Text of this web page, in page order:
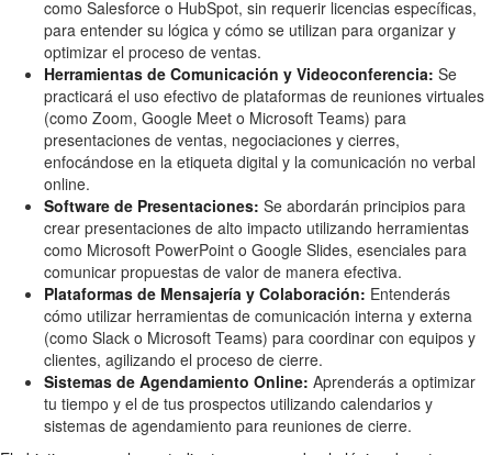
como Salesforce o HubSpot, sin requerir licencias específicas,
para entender su lógica y cómo se utilizan para organizar y
optimizar el proceso de ventas.
Herramientas de Comunicación y Videoconferencia: Se
practicará el uso efectivo de plataformas de reuniones virtuales
(como Zoom, Google Meet o Microsoft Teams) para
presentaciones de ventas, negociaciones y cierres,
enfocándose en la etiqueta digital y la comunicación no verbal
online.
Software de Presentaciones: Se abordarán principios para
crear presentaciones de alto impacto utilizando herramientas
como Microsoft PowerPoint o Google Slides, esenciales para
comunicar propuestas de valor de manera efectiva.
Plataformas de Mensajería y Colaboración: Entenderás
cómo utilizar herramientas de comunicación interna y externa
(como Slack o Microsoft Teams) para coordinar con equipos y
clientes, agilizando el proceso de cierre.
Sistemas de Agendamiento Online: Aprenderás a optimizar
tu tiempo y el de tus prospectos utilizando calendarios y
sistemas de agendamiento para reuniones de cierre.